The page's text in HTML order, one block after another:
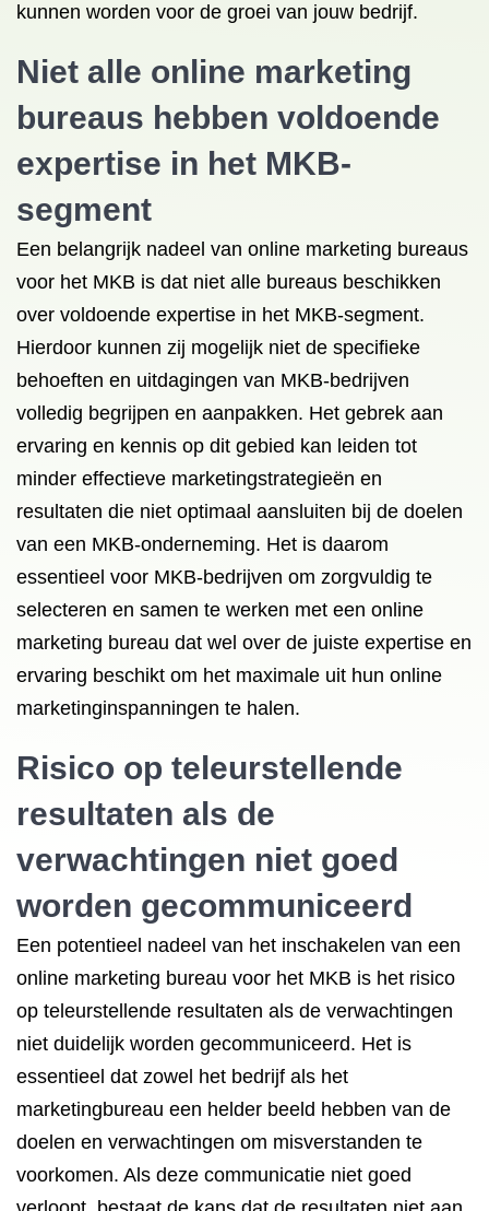
kunnen worden voor de groei van jouw bedrijf.
Niet alle online marketing
bureaus hebben voldoende
expertise in het MKB-
segment
Een belangrijk nadeel van online marketing bureaus
voor het MKB is dat niet alle bureaus beschikken
over voldoende expertise in het MKB-segment.
Hierdoor kunnen zij mogelijk niet de specifieke
behoeften en uitdagingen van MKB-bedrijven
volledig begrijpen en aanpakken. Het gebrek aan
ervaring en kennis op dit gebied kan leiden tot
minder effectieve marketingstrategieën en
resultaten die niet optimaal aansluiten bij de doelen
van een MKB-onderneming. Het is daarom
essentieel voor MKB-bedrijven om zorgvuldig te
selecteren en samen te werken met een online
marketing bureau dat wel over de juiste expertise en
ervaring beschikt om het maximale uit hun online
marketinginspanningen te halen.
Risico op teleurstellende
resultaten als de
verwachtingen niet goed
worden gecommuniceerd
Een potentieel nadeel van het inschakelen van een
online marketing bureau voor het MKB is het risico
op teleurstellende resultaten als de verwachtingen
niet duidelijk worden gecommuniceerd. Het is
essentieel dat zowel het bedrijf als het
marketingbureau een helder beeld hebben van de
doelen en verwachtingen om misverstanden te
voorkomen. Als deze communicatie niet goed